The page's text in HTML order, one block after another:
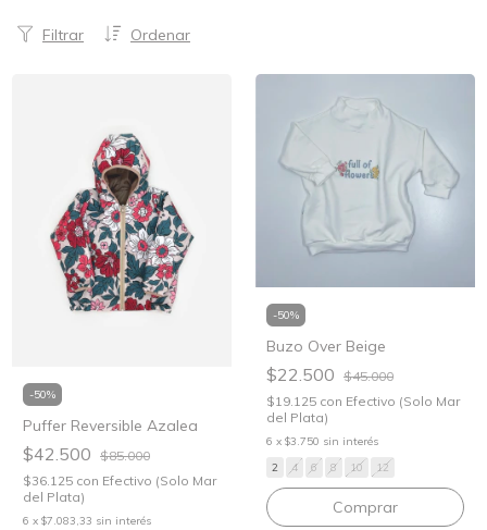
Ordenar
Filtrar
-50%
Puffer Reversible Azalea
$42.500 $85.000
$36.125 con Efectivo (Solo Mar
del Plata)
6 x $7.083,33 sin interés
-50%
Buzo Over Beige
$22.500 $45.000
$19.125 con Efectivo (Solo Mar
del Plata)
6 x $3.750 sin interés
2
4 6 8 10 12
Comprar